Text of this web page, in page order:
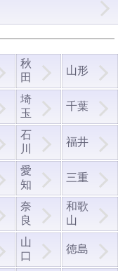
秋
田
山形
埼
玉
千葉
石
川
福井
愛
知
三重
奈
良
和歌
山
山
口
徳島